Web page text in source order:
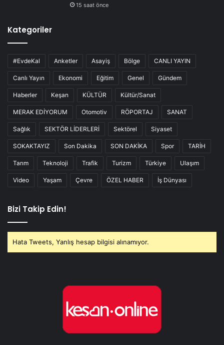
15 saat önce
Kategoriler
#EvdeKal Anketler Asayiş Bölge CANLI YAYIN
Canlı Yayın Ekonomi Eğitim Genel Gündem
Haberler Keşan KÜLTÜR Kültür/Sanat
MERAK EDİYORUM Otomotiv RÖPORTAJ SANAT
Sağlık SEKTÖR LİDERLERİ Sektörel Siyaset
SOKAKTAYIZ Son Dakika SON DAKİKA Spor TARİH
Tarım Teknoloji Trafik Turizm Türkiye Ulaşım
Video Yaşam Çevre ÖZEL HABER İş Dünyası
Bizi Takip Edin!
Hata Tweets, Yanlış hesap bilgisi alınamıyor.